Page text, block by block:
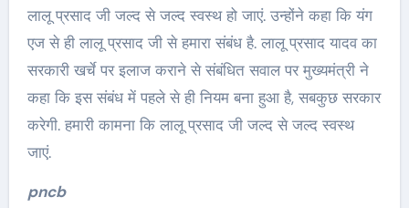
लालू प्रसाद जी जल्द से जल्द स्वस्थ हो जाएं. उन्होंने कहा कि यंग
एज से ही लालू प्रसाद जी से हमारा संबंध है. लालू प्रसाद यादव का
सरकारी खर्चे पर इलाज कराने से संबंधित सवाल पर मुख्यमंत्री ने
कहा कि इस संबंध में पहले से ही नियम बना हुआ है, सबकुछ सरकार
करेगी. हमारी कामना कि लालू प्रसाद जी जल्द से जल्द स्वस्थ
जाएं.
pncb